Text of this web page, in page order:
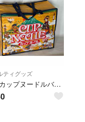
ティグッズ
日清カップヌードルバッグ【非売品】